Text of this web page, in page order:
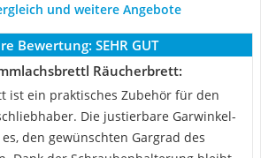
und weitere Angebote
Bewertung: SEHR GUT
Räucherbrett:
ist ein praktisches Zubehör für den
Die justierbare Garwinkel-
den gewünschten Gargrad des